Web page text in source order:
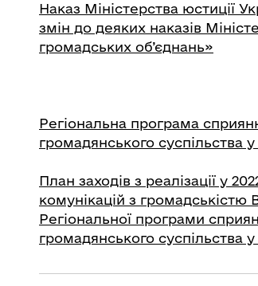
Наказ Міністерства юстиції
змін до деяких наказів
громадських об’єднань»
Регіональна програма
громадянського суспільства
План заходів з реалізації у
комунікацій з громадськістю
Регіональної програми
громадянського суспільства